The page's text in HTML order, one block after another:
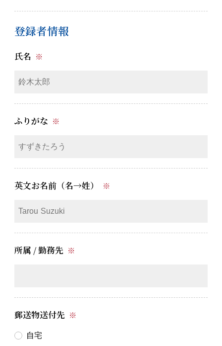
登録者情報
氏名 ※
ふりがな ※
英文お名前（名→姓） ※
所属 / 勤務先 ※
郵送物送付先 ※
自宅